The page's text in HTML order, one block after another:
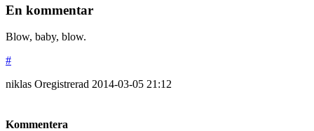
En kommentar
Blow, baby, blow.
#
niklas Oregistrerad 2014-03-05 21:12
Kommentera